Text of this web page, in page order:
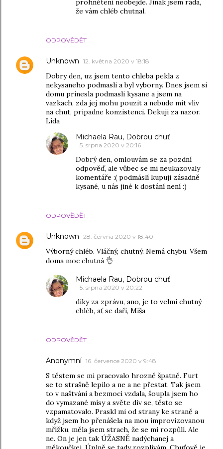
ODPOVĚDĚT
prohnětení neobejde. Jinak jsem ráda,
že vám chléb chutnal.
Unknown 12. května 2020 v 18:18
Dobry den, uz jsem tento chleba pekla z
nekysaneho podmasli a byl vyborny. Dnes jsem si
domu prinesla podmasli kysane a jsem na
vazkach, zda jej mohu pouzit a nebude mit vliv
na chut, pripadne konzistenci. Dekuji za nazor.
Lida
ODPOVĚDĚT
Michaela Rau, Dobrou chuť
5. srpna 2020 v 20:16
Dobrý den, omlouvám se za pozdní
odpověď, ale vůbec se mi neukazovaly
komentáře :( podmáslí kupuji zásadně
kysané, u nás jiné k dostání není :)
Unknown 28. června 2020 v 18:40
Výborný chléb. Vláčný, chutný. Nemá chybu. Všem
doma moc chutná 👌
ODPOVĚDĚT
Michaela Rau, Dobrou chuť
5. srpna 2020 v 20:22
díky za zprávu, ano, je to velmi chutný
chléb, ať se daří, Míša
Anonymní 16. července 2020 v 9:48
S těstem se mi pracovalo hrozně špatně. Furt
se to strašně lepilo a ne a ne přestat. Tak jsem
to v naštvání a bezmoci vzdala, šoupla jsem ho
do vymazané mísy a světe div se, těsto se
vzpamatovalo. Praskl mi od strany ke straně a
když jsem ho přenášela na mou improvizovanou
mřížku, měla jsem strach, že se mi rozpůlí. Ale
ne. On je jen tak ÚŽASNĚ nadýchanej a